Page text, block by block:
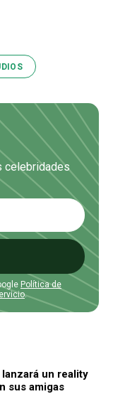
celebridades
Política de
.
lanzará un reality
sus amigas